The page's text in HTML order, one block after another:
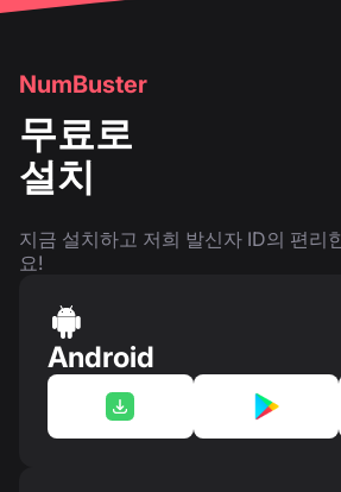
NumBuster
무료로
설치
지금 설치하고 저희 발신자 ID의 편리
요!
Android